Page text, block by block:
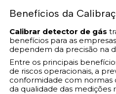
Benefícios da
Calibrar detector de gás
benefícios para as
dependem da precisão na
Entre os principais
de riscos operacionais, a
conformidade com normas
da qualidade das medições